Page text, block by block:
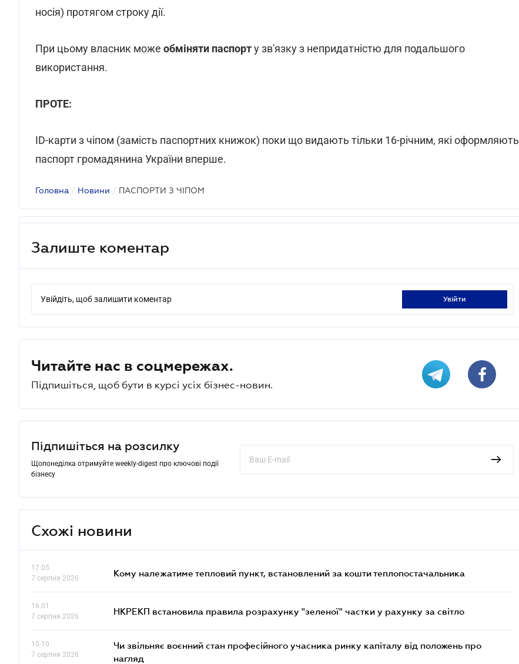
носія) протягом строку дії.
При цьому власник може обміняти паспорту зв'язку з непридатністю для подальшого
використання.
ПРОТЕ:
ID-карти з чіпом (замість паспортних книжок) поки що видають тільки 16-річним, які оформляють
паспорт громадянина України вперше.
Головна / Новини / ПАСПОРТИ З ЧІПОМ
Залиште коментар
Увійдіть, щоб залишити коментар увійти
Читайте нас в соцмережах.
Підпишіться, щоб бути в курсі усіх бізнес-новин.
Підпишіться на розсилку
Щопонеділка отримуйте weekly-digest про ключові події
бізнесу
Схожі новини
17.05
7 серпня 2026
Кому належатиме тепловий пункт, встановлений за кошти теплопостачальника
16.01
7 серпня 2026
НКРЕКП встановила правила розрахунку "зеленої" частки у рахунку за світло
15.10
7 серпня 2026
Чи звільняє воєнний стан професійного учасника ринку капіталу від положень про
нагляд